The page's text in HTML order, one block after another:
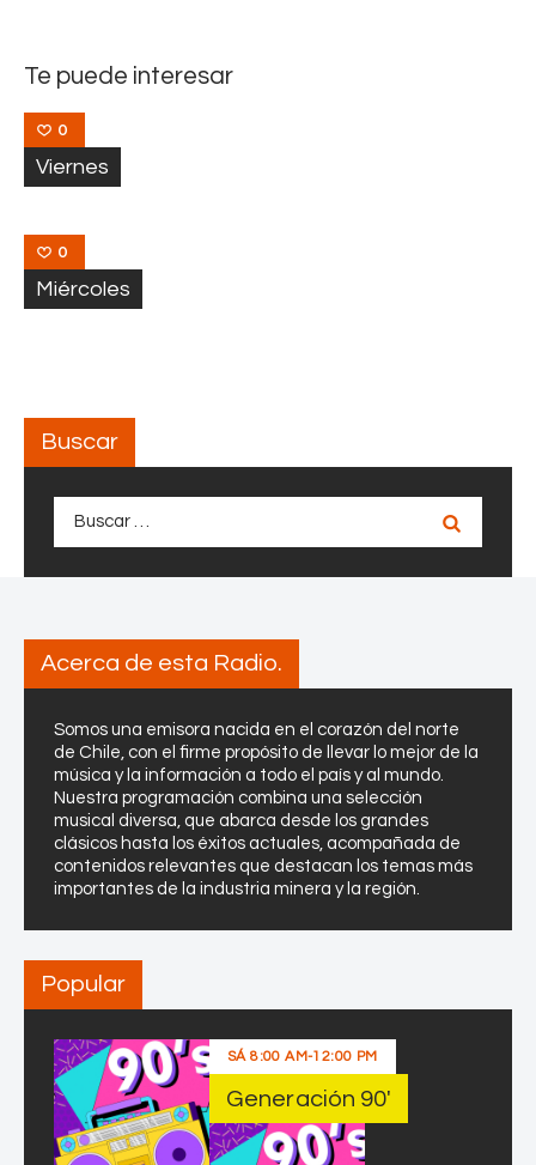
Te puede interesar
0
Viernes
0
Miércoles
Buscar
Acerca de esta Radio.
Somos una emisora nacida en el corazón del norte
de Chile, con el firme propósito de llevar lo mejor de la
música y la información a todo el país y al mundo.
Nuestra programación combina una selección
musical diversa, que abarca desde los grandes
clásicos hasta los éxitos actuales, acompañada de
contenidos relevantes que destacan los temas más
importantes de la industria minera y la región.
Popular
SÁ8:00 AM-12:00 PM
Generación 90′